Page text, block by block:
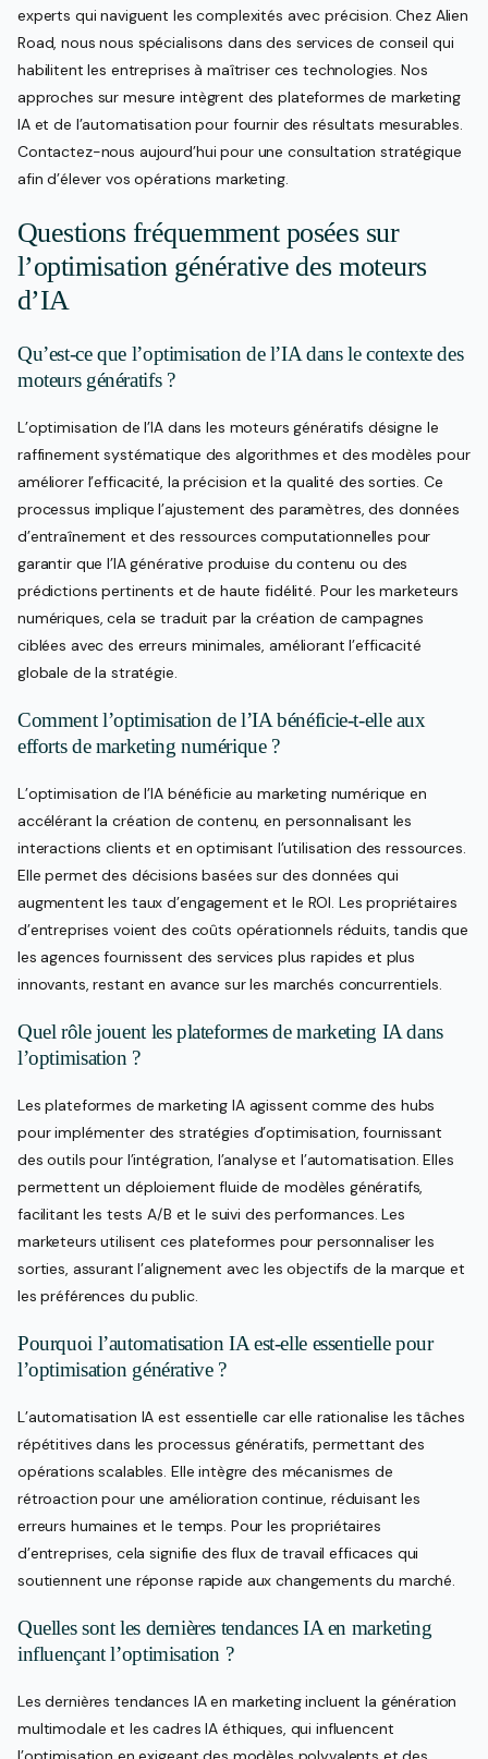
experts qui naviguent les complexités avec précision. Chez Alien
Road, nous nous spécialisons dans des services de conseil qui
habilitent les entreprises à maîtriser ces technologies. Nos
approches sur mesure intègrent des plateformes de marketing
IA et de l’automatisation pour fournir des résultats mesurables.
Contactez-nous aujourd’hui pour une consultation stratégique
afin d’élever vos opérations marketing.
Questions fréquemment posées sur
l’optimisation générative des moteurs
d’IA
Qu’est-ce que l’optimisation de l’IA dans le contexte des
moteurs génératifs ?
L’optimisation de l’IA dans les moteurs génératifs désigne le
raffinement systématique des algorithmes et des modèles pour
améliorer l’efficacité, la précision et la qualité des sorties. Ce
processus implique l’ajustement des paramètres, des données
d’entraînement et des ressources computationnelles pour
garantir que l’IA générative produise du contenu ou des
prédictions pertinents et de haute fidélité. Pour les marketeurs
numériques, cela se traduit par la création de campagnes
ciblées avec des erreurs minimales, améliorant l’efficacité
globale de la stratégie.
Comment l’optimisation de l’IA bénéficie-t-elle aux
efforts de marketing numérique ?
L’optimisation de l’IA bénéficie au marketing numérique en
accélérant la création de contenu, en personnalisant les
interactions clients et en optimisant l’utilisation des ressources.
Elle permet des décisions basées sur des données qui
augmentent les taux d’engagement et le ROI. Les propriétaires
d’entreprises voient des coûts opérationnels réduits, tandis que
les agences fournissent des services plus rapides et plus
innovants, restant en avance sur les marchés concurrentiels.
Quel rôle jouent les plateformes de marketing IA dans
l’optimisation ?
Les plateformes de marketing IA agissent comme des hubs
pour implémenter des stratégies d’optimisation, fournissant
des outils pour l’intégration, l’analyse et l’automatisation. Elles
permettent un déploiement fluide de modèles génératifs,
facilitant les tests A/B et le suivi des performances. Les
marketeurs utilisent ces plateformes pour personnaliser les
sorties, assurant l’alignement avec les objectifs de la marque et
les préférences du public.
Pourquoi l’automatisation IA est-elle essentielle pour
l’optimisation générative ?
L’automatisation IA est essentielle car elle rationalise les tâches
répétitives dans les processus génératifs, permettant des
opérations scalables. Elle intègre des mécanismes de
rétroaction pour une amélioration continue, réduisant les
erreurs humaines et le temps. Pour les propriétaires
d’entreprises, cela signifie des flux de travail efficaces qui
soutiennent une réponse rapide aux changements du marché.
Quelles sont les dernières tendances IA en marketing
influençant l’optimisation ?
Les dernières tendances IA en marketing incluent la génération
multimodale et les cadres IA éthiques, qui influencent